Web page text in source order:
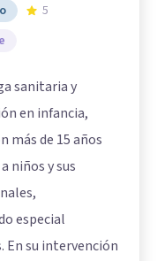
5
sanitaria y
en infancia,
más de 15 años
niños y sus
especial
En su intervención